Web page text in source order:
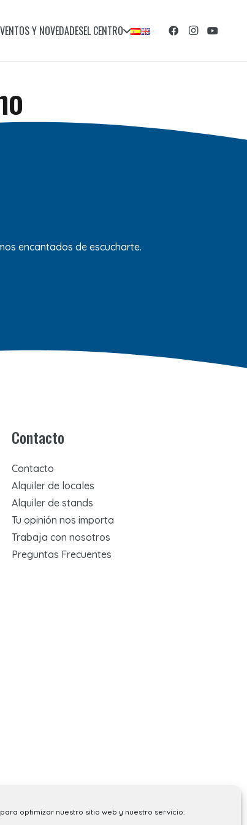
optimizar nuestro sitio web y nuestro servicio.
Y NOVEDADESEL CENTRO
encantados de escucharte.
Contacto
Contacto
Alquiler de locales
Alquiler de stands
Tu opinión nos importa
Trabaja con nosotros
Preguntas Frecuentes